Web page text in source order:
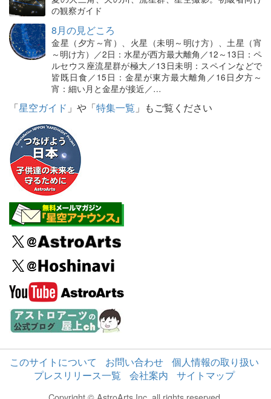
の観察ガイド
8月の見どころ
金星（夕方～宵）、火星（未明～明け方）、土星（宵
～明け方）／2日：水星が西方最大離角／12～13日：ペ
ルセウス座流星群が極大／13日未明：スペインなどで
皆既日食／15日：金星が東方最大離角／16日夕方～
宵：細い月と金星が接近／…
「星空ガイド 」や「特集一覧 」もご覧ください
このサイトについて お問い合わせ
個人情報の取り扱い
プレスリリース一覧
会社案内 サイトマップ